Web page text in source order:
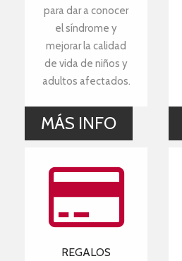
para dar a conocer
el síndrome y
mejorar la calidad
de vida de niños y
adultos afectados.
MÁS INFO
REGALOS